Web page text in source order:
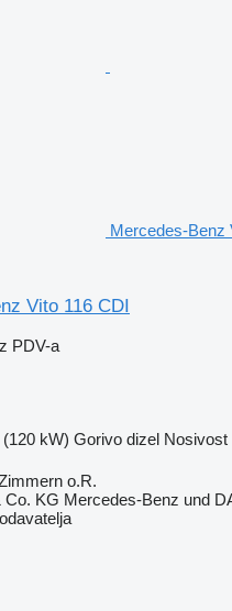
Mercedes-Benz
Vito 116 CDI
PDV-a
kW) Gorivo dizel Nosivost
o.R.
KG Mercedes-Benz und